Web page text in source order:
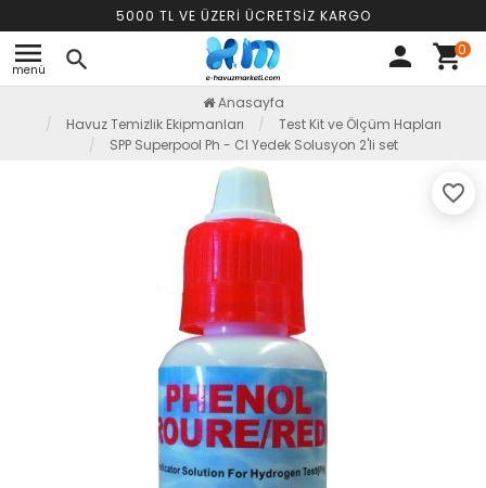
5000 TL VE ÜZERİ ÜCRETSİZ KARGO
menu
menü search person shopping_cart0
Anasayfa
Havuz Temizlik Ekipmanları
Test Kit ve Ölçüm Hapları
SPP Superpool Ph - CI Yedek Solusyon 2'li set
favorite_border